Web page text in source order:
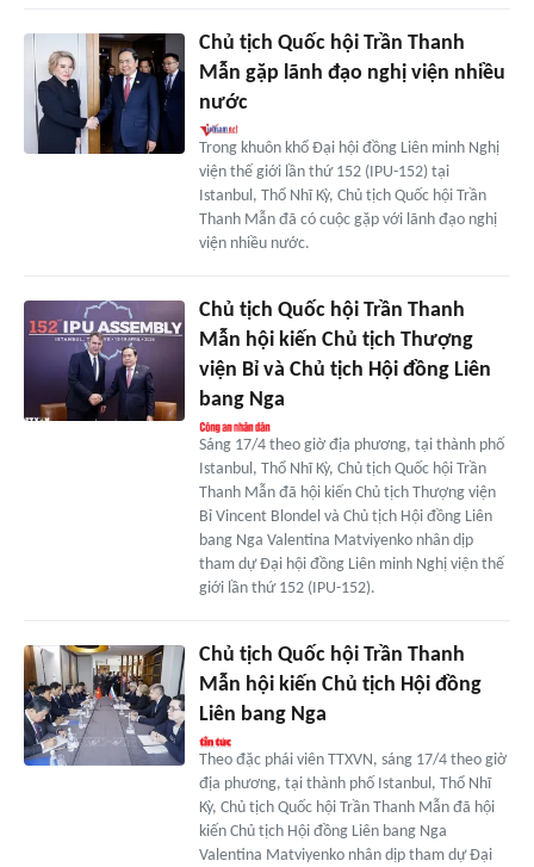
Chủ tịch Quốc hội Trần Thanh
Mẫn gặp lãnh đạo nghị viện nhiều
nước
Trong khuôn khổ Đại hội đồng Liên minh Nghị
viện thế giới lần thứ 152 (IPU-152) tại
Istanbul, Thổ Nhĩ Kỳ, Chủ tịch Quốc hội Trần
Thanh Mẫn đã có cuộc gặp với lãnh đạo nghị
viện nhiều nước.
Chủ tịch Quốc hội Trần Thanh
Mẫn hội kiến Chủ tịch Thượng
viện Bỉ và Chủ tịch Hội đồng Liên
bang Nga
Sáng 17/4 theo giờ địa phương, tại thành phố
Istanbul, Thổ Nhĩ Kỳ, Chủ tịch Quốc hội Trần
Thanh Mẫn đã hội kiến Chủ tịch Thượng viện
Bỉ Vincent Blondel và Chủ tịch Hội đồng Liên
bang Nga Valentina Matviyenko nhân dịp
tham dự Đại hội đồng Liên minh Nghị viện thế
giới lần thứ 152 (IPU-152).
Chủ tịch Quốc hội Trần Thanh
Mẫn hội kiến Chủ tịch Hội đồng
Liên bang Nga
Theo đặc phái viên TTXVN, sáng 17/4 theo giờ
địa phương, tại thành phố Istanbul, Thổ Nhĩ
Kỳ, Chủ tịch Quốc hội Trần Thanh Mẫn đã hội
kiến Chủ tịch Hội đồng Liên bang Nga
Valentina Matviyenko nhân dịp tham dự Đại